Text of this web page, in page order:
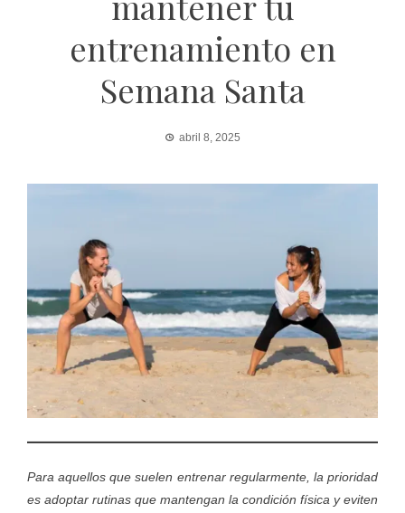
entrenamiento en
Semana Santa
abril 8, 2025
Para aquellos que suelen entrenar regularmente, la prioridad
es adoptar rutinas que mantengan la condición física y eviten